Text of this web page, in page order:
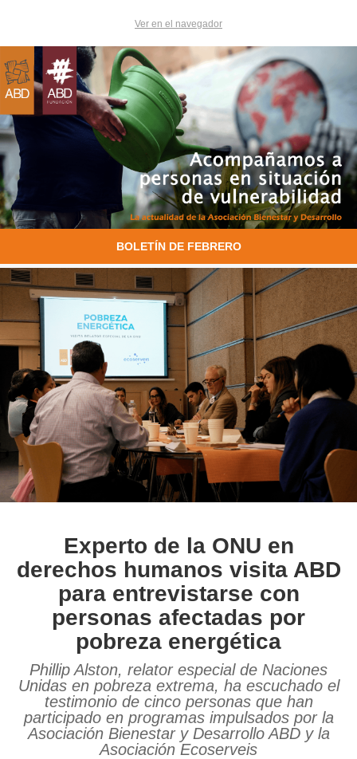
Ver en el navegador
BOLETÍN DE FEBRERO
Experto de la ONU en
derechos humanos visita ABD
para entrevistarse con
personas afectadas por
pobreza energética
Phillip Alston, relator especial de Naciones
Unidas en pobreza extrema, ha escuchado el
testimonio de cinco personas que han
participado en programas impulsados por la
Asociación Bienestar y Desarrollo ABD y la
Asociación Ecoserveis